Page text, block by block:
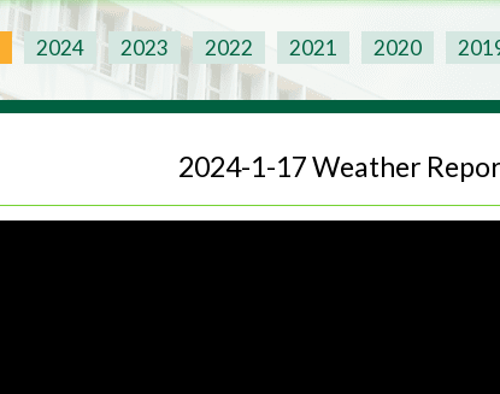
2024 2023 2022 2021 2020
2024-1-17 Weather